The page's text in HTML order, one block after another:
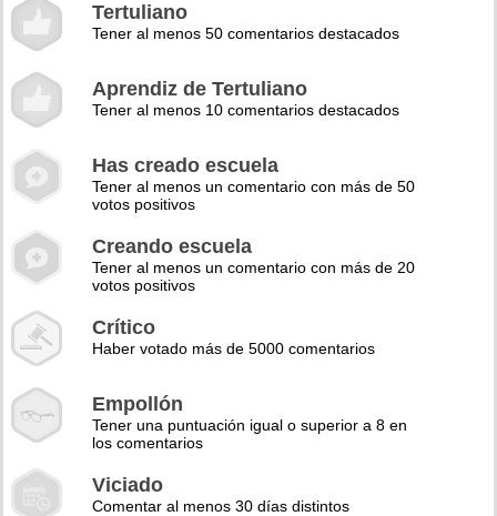
Tertuliano
Tener al menos 50 comentarios destacados
Aprendiz de Tertuliano
Tener al menos 10 comentarios destacados
Has creado escuela
Tener al menos un comentario con más de 50
votos positivos
Creando escuela
Tener al menos un comentario con más de 20
votos positivos
Crítico
Haber votado más de 5000 comentarios
Empollón
Tener una puntuación igual o superior a 8 en
los comentarios
Viciado
Comentar al menos 30 días distintos